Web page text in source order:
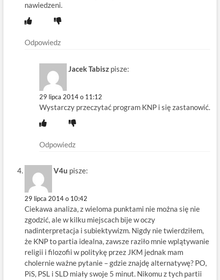
nawiedzeni.
Odpowiedz
Jacek Tabisz pisze:
29 lipca 2014 o 11:12
Wystarczy przeczytać program KNP i się zastanowić.
Odpowiedz
V4u pisze:
29 lipca 2014 o 10:42
Ciekawa analiza, z wieloma punktami nie można się nie
zgodzić, ale w kilku miejscach bije w oczy
nadinterpretacja i subiektywizm. Nigdy nie twierdziłem,
że KNP to partia idealna, zawsze raziło mnie wplątywanie
religii i filozofii w politykę przez JKM jednak mam
cholernie ważne pytanie – gdzie znajdę alternatywę? PO,
PiS, PSL i SLD miały swoje 5 minut. Nikomu z tych partii